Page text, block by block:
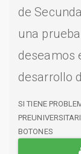
de
una
deseamos
desarrollo
SI TIENE
BOTONES